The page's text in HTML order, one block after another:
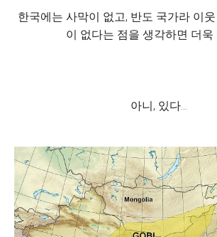
한국에는 사막이 없고, 반도 국가라 이
이 없다는 점을 생각하면 더욱
아니, 있다...